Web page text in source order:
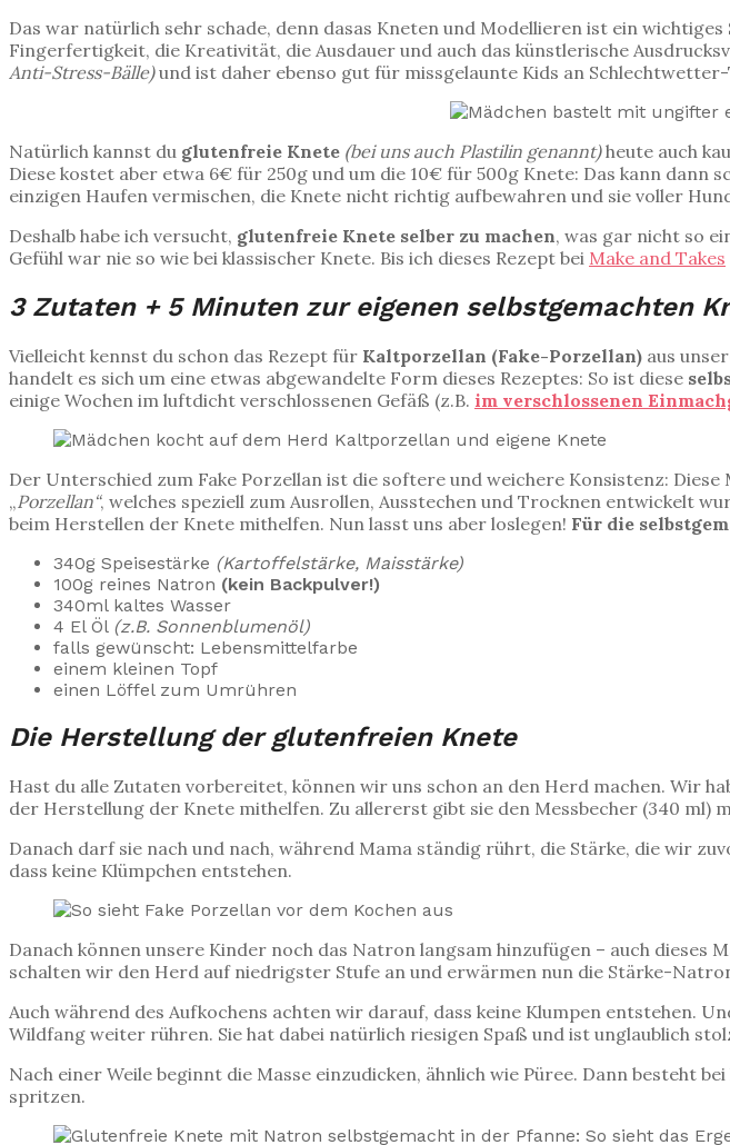
Das war natürlich sehr schade, denn dasas Kneten und Modellieren ist ein
Fingerfertigkeit, die Kreativität, die Ausdauer und auch das künstlerische
Anti-Stress-Bälle)und ist daher ebenso gut für missgelaunte Kids an Schlechtwetter-
Natürlich kannst du glutenfreie Knete (bei uns auch Plastilin genannt)heute auch
Diese kostet aber etwa 6€ für 250g und um die 10€ für 500g Knete: Das kann
einzigen Haufen vermischen, die Knete nicht richtig aufbewahren und sie voller
Deshalb habe ich versucht, glutenfreie Knete selber zu machen, was gar nicht so
Gefühl war nie so wie bei klassischer Knete. Bis ich dieses Rezept bei Make and Takes
3 Zutaten + 5 Minuten zur eigenen selbstgemachten
Vielleicht kennst du schon das Rezept für Kaltporzellan (Fake-Porzellan) aus
handelt es sich um eine etwas abgewandelte Form dieses Rezeptes: So ist diese
einige Wochen im luftdicht verschlossenen Gefäß (z.B. im verschlossenen
Der Unterschied zum Fake Porzellan ist die softere und weichere Konsistenz:
„Porzellan“, welches speziell zum Ausrollen, Ausstechen und Trocknen entwickelt
beim Herstellen der Knete mithelfen. Nun lasst uns aber loslegen! Für die
340g Speisestärke (Kartoffelstärke, Maisstärke)
100g reines Natron (kein Backpulver!)
340ml kaltes Wasser
4 El Öl (z.B. Sonnenblumenöl)
falls gewünscht: Lebensmittelfarbe
einem kleinen Topf
einen Löffel zum Umrühren
Die Herstellung der glutenfreien Knete
Hast du alle Zutaten vorbereitet, können wir uns schon an den Herd machen. Wir
der Herstellung der Knete mithelfen. Zu allererst gibt sie den Messbecher (340 ml)
Danach darf sie nach und nach, während Mama ständig rührt, die Stärke, die wir
dass keine Klümpchen entstehen.
Danach können unsere Kinder noch das Natron langsam hinzufügen – auch dieses
schalten wir den Herd auf niedrigster Stufe an und erwärmen nun die Stärke-
Auch während des Aufkochens achten wir darauf, dass keine Klumpen entstehen.
Wildfang weiter rühren. Sie hat dabei natürlich riesigen Spaß und ist unglaublich
Nach einer Weile beginnt die Masse einzudicken, ähnlich wie Püree. Dann besteht
spritzen.